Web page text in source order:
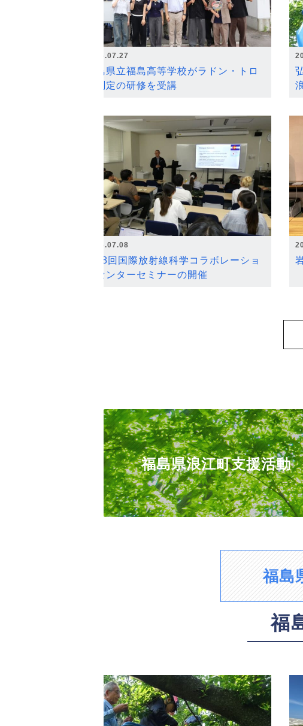
2026.07.27
福島県立福島高等学校がラドン・トロ
ン測定の研修を受講
2026.07.08
第18回国際放射線科学コラボレーショ
ンセンターセミナーの開催
福島県浪江町支援活動
福島
福